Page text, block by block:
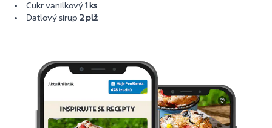
Cukr vanilkový1 ks
Datlový sirup 2 plž